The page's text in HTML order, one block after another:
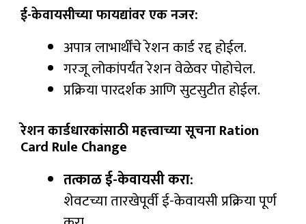
ई-केवायसीच्या फायद्यांवर एक नजर:
अपात्र लाभार्थींचे रेशन कार्ड रद्द होईल.
गरजू लोकांपर्यंत रेशन वेळेवर पोहोचेल.
प्रक्रिया पारदर्शक आणि सुटसुटीत होईल.
रेशन कार्डधारकांसाठी महत्त्वाच्या सूचना Ration
Card Rule Change
तत्काळ ई-केवायसी करा:
शेवटच्या तारखेपूर्वी ई-केवायसी प्रक्रिया पूर्ण